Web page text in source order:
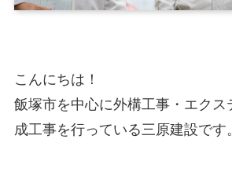
こんにちは！
飯塚市を中心に外構工事・エクス
成工事を行っている三原建設です。